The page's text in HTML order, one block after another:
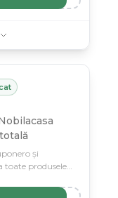
și
toate produsele